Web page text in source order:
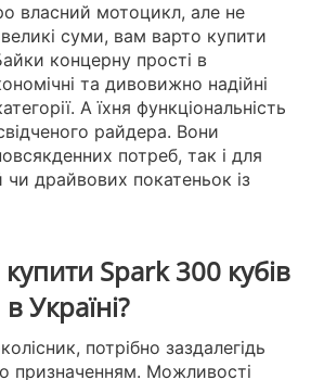
власний мотоцикл, але не
суми, вам варто купити
концерну прості в
та дивовижно надійні
А їхня функціональність
райдера. Вони
потреб, так і для
драйвових покатеньок із
Spark 300 кубів
в Україні?
потрібно заздалегідь
призначенням. Можливості